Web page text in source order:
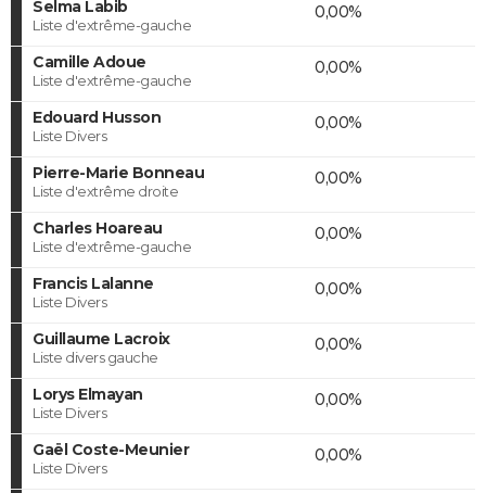
Selma Labib
Liste d'extrême-gauche
0,00%
Camille Adoue
Liste d'extrême-gauche
0,00%
Edouard Husson
Liste Divers
0,00%
Pierre-Marie Bonneau
Liste d'extrême droite
0,00%
Charles Hoareau
Liste d'extrême-gauche
0,00%
Francis Lalanne
Liste Divers
0,00%
Guillaume Lacroix
Liste divers gauche
0,00%
Lorys Elmayan
Liste Divers
0,00%
Gaël Coste-Meunier
Liste Divers
0,00%